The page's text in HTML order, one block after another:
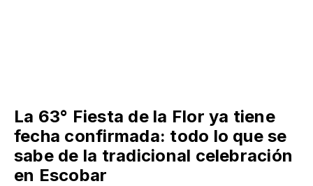
La 63° Fiesta de la Flor ya tiene
fecha confirmada: todo lo que se
sabe de la tradicional celebración
en Escobar